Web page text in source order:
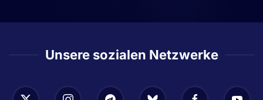
Unsere sozialen Netzwerke